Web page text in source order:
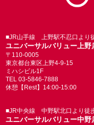
■JR山手線 上野駅不忍口より
ユニバーサルバリュー上野
〒110-0005
東京都台東区上野4-9-15
ミハシビル1F
TEL 03-5846-7888
休憩【Rest】14:00-15:00
■JR中央線 中野駅北口より徒
ユニバーサルバリュー中野